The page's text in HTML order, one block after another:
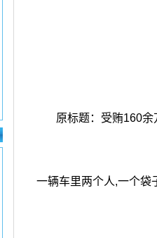
原标题：受贿160
一辆车里两个人,一个袋